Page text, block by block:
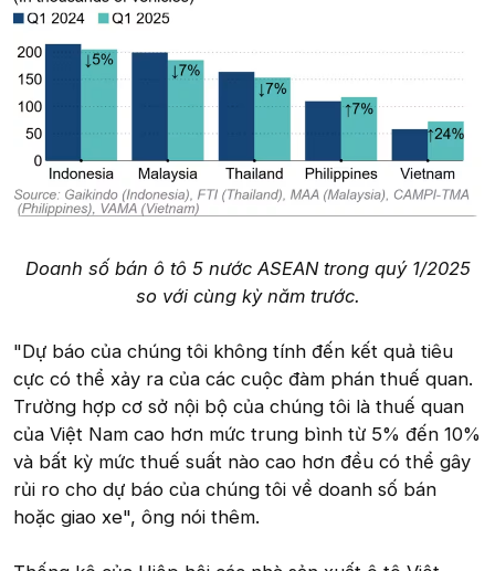
Doanh số bán ô tô 5 nước ASEAN trong quý 1/2025
so với cùng kỳ năm trước.
"Dự báo của chúng tôi không tính đến kết quả tiêu
cực có thể xảy ra của các cuộc đàm phán thuế quan.
Trường hợp cơ sở nội bộ của chúng tôi là thuế quan
của Việt Nam cao hơn mức trung bình từ 5% đến 10%
và bất kỳ mức thuế suất nào cao hơn đều có thể gây
rủi ro cho dự báo của chúng tôi về doanh số bán
hoặc giao xe", ông nói thêm.